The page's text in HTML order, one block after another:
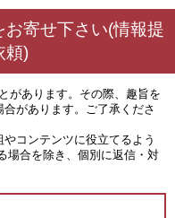
寄せ下さい(情報提
頼)
があります。その際、趣旨を
があります。ご了承くださ
コンテンツに役立てるよう
場合を除き、個別に返信・対